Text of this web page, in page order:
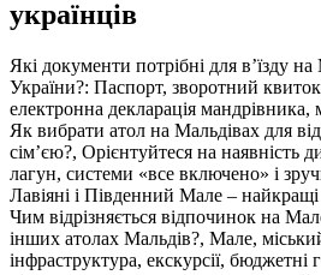
українців
Які документи потрібні для в’їзду
України?: Паспорт, зворотний
електронна декларація мандрівника,
Як вибрати атол на Мальдівах для
сім’єю?, Орієнтуйтеся на наявність
лагун, системи «все включено» і
Лавіяні і Південний Мале – найкращі
Чим відрізняється відпочинок на
інших атолах Мальдів?, Мале,
інфраструктура, екскурсії,